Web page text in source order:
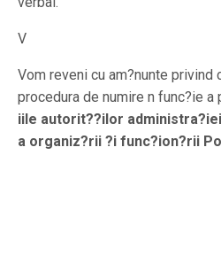
V
Vom reveni cu am?nunte privind
procedura de numire n func?ie
iile autorit??ilor
a organiz?rii ?i func?ion?rii